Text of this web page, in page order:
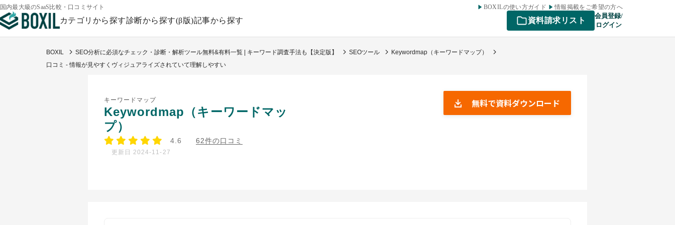
国内最大級のSaaS比較・口コミサイト BOXILの使い方ガイド 情報掲載をご希望の方へ
カテゴリから探す診断から探す(β版)記事から探す 資料請求リスト
会員登録/
ログイン
BOXIL SEO分析に必須なチェック・診断・解析ツール無料&有料一覧 | キーワード調査手法も【決定版】 SEOツール
Keywordmap（キーワードマップ）
口コミ - 情報が見やすくヴィジュアライズされていて理解しやすい
キーワードマップ
Keywordmap（キーワードマッ
プ）
4.6 62件の口コミ
更新日 2024-11-27
無料で資料ダウンロード